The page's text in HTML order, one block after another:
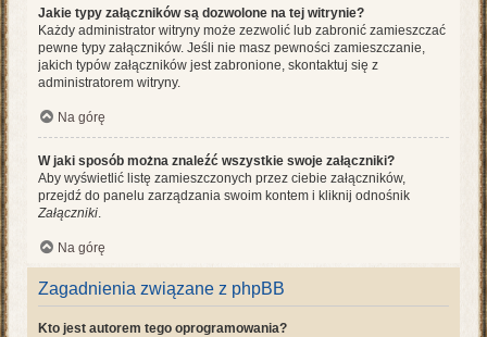
Jakie typy załączników są dozwolone na tej witrynie?
Każdy administrator witryny może zezwolić lub zabronić zamieszczać
pewne typy załączników. Jeśli nie masz pewności zamieszczanie,
jakich typów załączników jest zabronione, skontaktuj się z
administratorem witryny.
Na górę
W jaki sposób można znaleźć wszystkie swoje załączniki?
Aby wyświetlić listę zamieszczonych przez ciebie załączników,
przejdź do panelu zarządzania swoim kontem i kliknij odnośnik
Załączniki.
Na górę
Zagadnienia związane z phpBB
Kto jest autorem tego oprogramowania?